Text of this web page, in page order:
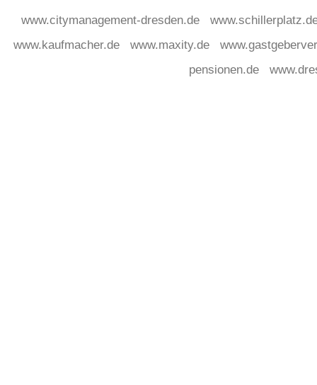
www.citymanagement-dresden.de
www.kaufmacher.de
www.maxity.de
pensionen.de